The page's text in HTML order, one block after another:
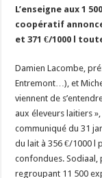
Un été fructueux
L’enseigne aux 1
coopératif
et 371 €/1000 l
Damien Lacombe,
Entremont…), et
viennent de
aux éleveurs laitiers
communiqué du 31
du lait à 356 €/1000 l
confondues.
regroupant 11 500